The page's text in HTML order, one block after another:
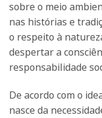
sobre o meio
nas histórias e
o respeito à
despertar a
responsabilidade
De acordo com o
nasce da